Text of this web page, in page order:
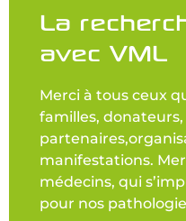
La
avec VML
Merci à tous ceux
familles, donateurs,
manifestations.
médecins, qui
pour nos